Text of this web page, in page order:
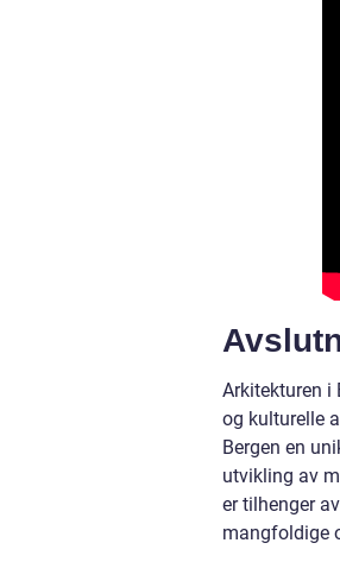
Arkitekturen i
og kulturelle
Bergen en
utvikling av
er tilhenger
mangfoldige